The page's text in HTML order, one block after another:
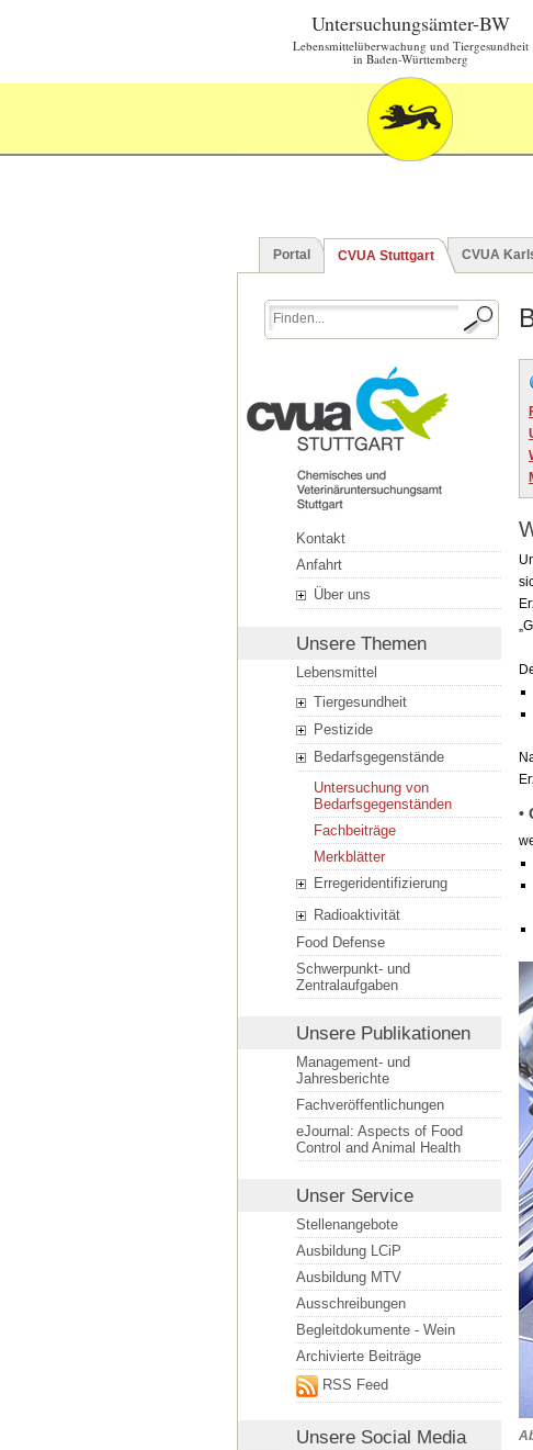
Untersuchungsämter-BW
Lebensmittelüberwachung und Tiergesundheit
in Baden-Württemberg
Portal CVUA Stuttgart CVUA
Kontakt
Anfahrt
Über uns
Unsere Themen
Lebensmittel
Tiergesundheit
Pestizide
Bedarfsgegenstände
Untersuchung von
Bedarfsgegenständen
Fachbeiträge
Merkblätter
Erregeridentifizierung
Radioaktivität
Food Defense
Schwerpunkt- und
Zentralaufgaben
Unsere Publikationen
Management- und
Jahresberichte
Fachveröffentlichungen
eJournal: Aspects of Food
Control and Animal Health
Unser Service
Stellenangebote
Ausbildung LCiP
Ausbildung MTV
Ausschreibungen
Begleitdokumente - Wein
Archivierte Beiträge
RSS Feed
Unsere Social Media
•